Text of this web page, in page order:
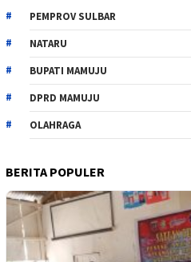
PEMPROV SULBAR
NATARU
BUPATI MAMUJU
DPRD MAMUJU
OLAHRAGA
BERITA POPULER